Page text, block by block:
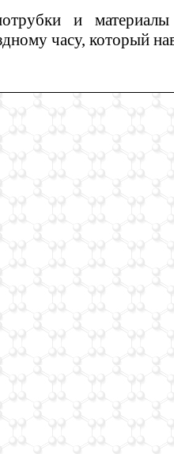
и
часу, который